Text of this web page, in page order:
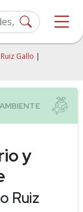
Gallo |
y
Ruiz